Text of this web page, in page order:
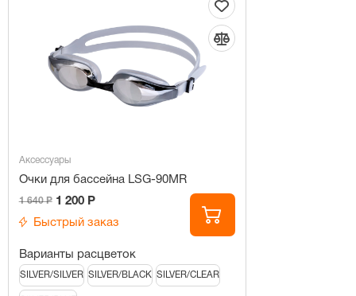
Аксессуары
Очки для бассейна LSG-90MR
1 640 Р 1 200 Р
Быстрый заказ
Варианты расцветок
SILVER/SILVER SILVER/BLACK SILVER/CLEAR